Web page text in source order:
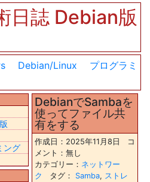
日誌 Debian版
Debian/Linux
プログラミ
ング
DebianでSambaを
使ってファイル共
有をする
作成日：2025年11月8日 コ
メント：無し
カテゴリー： ネットワー
ク
タグ： Samba, ストレ